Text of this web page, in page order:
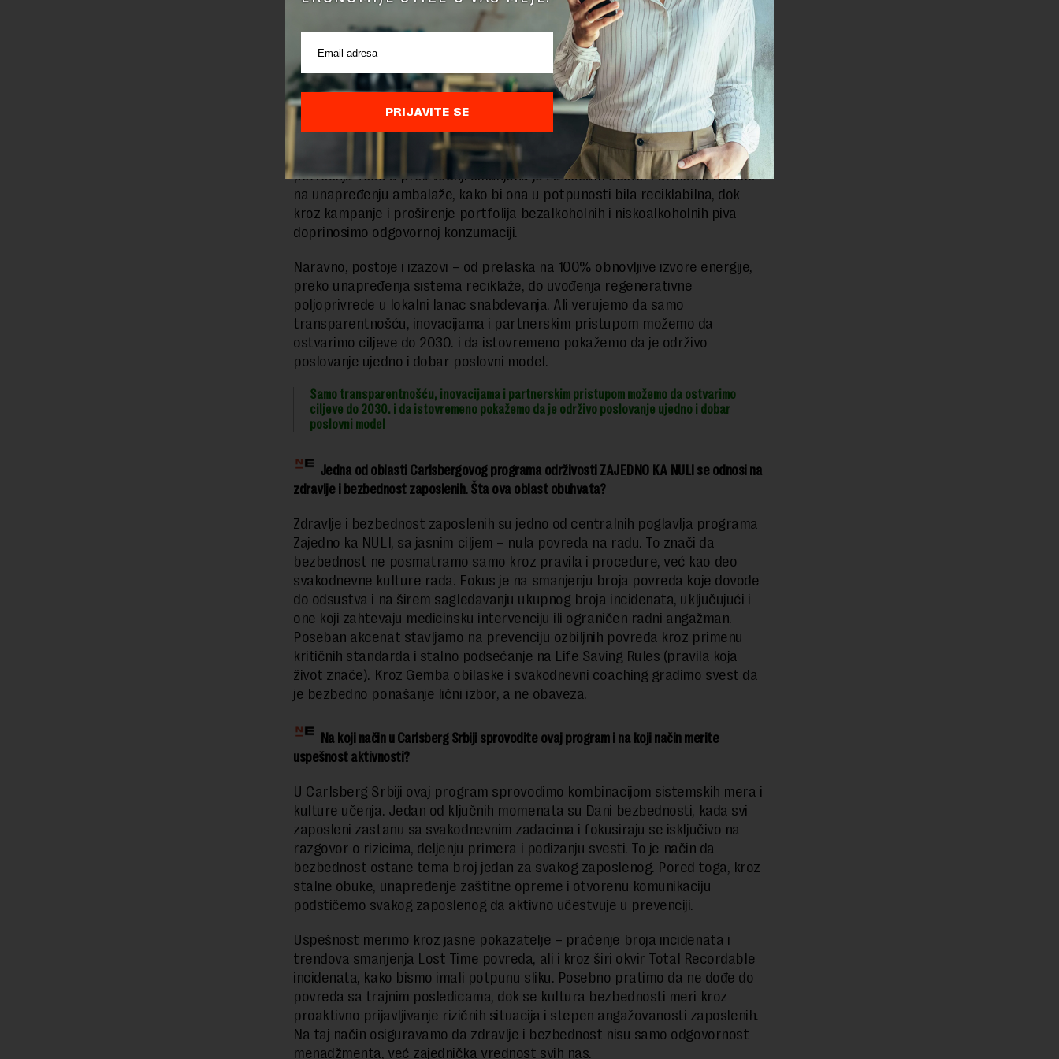
povreda na radu. U novoj fazi, dodat je i fokus na održivu poljoprivredu,
odnosno smanjenje poljoprivrednog otiska. Suština ovog programa je da
održivost ne posmatramo kao sporednu aktivnost, već kao integralni deo
poslovne strategije.
U Srbiji se to najbolje vidi u pivari u Čelarevu. Značajan deo ukupne energije
dolazi iz obnovljivih izvora zahvaljujući investicijama u kotao na biomasu i
tehnologiju za proizvodnju biogasa iz otpadnih voda. Samo uvođenje kotla na
biomasu dovelo je do smanjenja emisije ugljenika za oko 22%, a ukupna
potrošnja vode u proizvodnji smanjena je za sedam odsto. Paralelno radimo i
na unapređenju ambalaže, kako bi ona u potpunosti bila reciklabilna, dok
kroz kampanje i proširenje portfolija bezalkoholnih i niskoalkoholnih piva
doprinosimo odgovornoj konzumaciji.
Naravno, postoje i izazovi – od prelaska na 100% obnovljive izvore energije,
preko unapređenja sistema reciklaže, do uvođenja regenerativne
poljoprivrede u lokalni lanac snabdevanja. Ali verujemo da samo
transparentnošću, inovacijama i partnerskim pristupom možemo da
ostvarimo ciljeve do 2030. i da istovremeno pokažemo da je održivo
poslovanje ujedno i dobar poslovni model.
Samo transparentnošću, inovacijama i partnerskim pristupom možemo da ostvarimo
ciljeve do 2030. i da istovremeno pokažemo da je održivo poslovanje ujedno i dobar
poslovni model
Jedna od oblasti Carlsbergovog programa održivosti ZAJEDNO KA NULI se odnosi na
zdravlje i bezbednost zaposlenih. Šta ova oblast obuhvata?
Zdravlje i bezbednost zaposlenih su jedno od centralnih poglavlja programa
Zajedno ka NULI, sa jasnim ciljem – nula povreda na radu. To znači da
bezbednost ne posmatramo samo kroz pravila i procedure, već kao deo
svakodnevne kulture rada. Fokus je na smanjenju broja povreda koje dovode
do odsustva i na širem sagledavanju ukupnog broja incidenata, uključujući i
one koji zahtevaju medicinsku intervenciju ili ograničen radni angažman.
Poseban akcenat stavljamo na prevenciju ozbiljnih povreda kroz primenu
kritičnih standarda i stalno podsećanje na Life Saving Rules (pravila koja
život znače). Kroz Gemba obilaske i svakodnevni coaching gradimo svest da
je bezbedno ponašanje lični izbor, a ne obaveza.
Na koji način u Carlsberg Srbiji sprovodite ovaj program i na koji način merite
uspešnost aktivnosti?
U Carlsberg Srbiji ovaj program sprovodimo kombinacijom sistemskih mera i
kulture učenja. Jedan od ključnih momenata su Dani bezbednosti, kada svi
zaposleni zastanu sa svakodnevnim zadacima i fokusiraju se isključivo na
razgovor o rizicima, deljenju primera i podizanju svesti. To je način da
bezbednost ostane tema broj jedan za svakog zaposlenog. Pored toga, kroz
stalne obuke, unapređenje zaštitne opreme i otvorenu komunikaciju
podstičemo svakog zaposlenog da aktivno učestvuje u prevenciji.
Uspešnost merimo kroz jasne pokazatelje – praćenje broja incidenata i
trendova smanjenja Lost Time povreda, ali i kroz širi okvir Total Recordable
incidenata, kako bismo imali potpunu sliku. Posebno pratimo da ne dođe do
povreda sa trajnim posledicama, dok se kultura bezbednosti meri kroz
proaktivno prijavljivanje rizičnih situacija i stepen angažovanosti zaposlenih.
Na taj način osiguravamo da zdravlje i bezbednost nisu samo odgovornost
menadžmenta, već zajednička vrednost svih nas.
PRIJAVITE SE